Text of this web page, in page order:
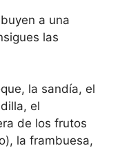
a una
las
la sandía, el
el
de los frutos
la frambuesa,